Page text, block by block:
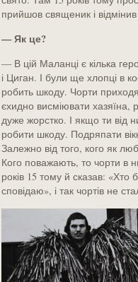
прийшов священик і відмінив
— Як це?
— В цій Маланці є кілька
і Циган. І були ще хлопці в
робить шкоду. Чорти
єхидно висміювати хазяїна,
дуже жорстко. І якщо ти від
робити шкоду. Подряпати
Залежно від того, кого як
Кого поважають, то чорти в
років 15 тому й сказав:
сповідаю», і так чортів не